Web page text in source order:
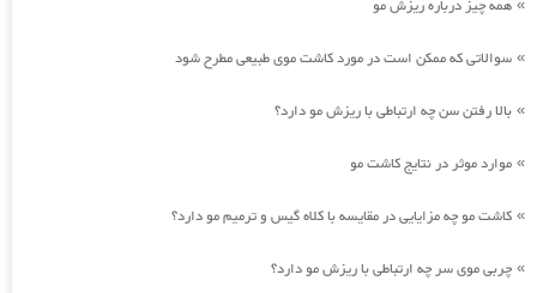
» همه چیز درباره ریزش مو
» سوالاتی که ممکن است در مورد کاشت موی طبیعی مطرح شود
» بالا رفتن سن چه ارتباطی با ریزش مو دارد؟
» موارد موثر در نتایج کاشت مو
» کاشت مو چه مزایایی در مقایسه با کلاه گیس و ترمیم مو دارد؟
» چربی موی سر چه ارتباطی با ریزش مو دارد؟